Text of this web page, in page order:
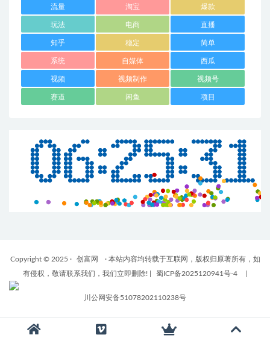
流量 淘宝 爆款
玩法 电商 直播
知乎 稳定 简单
系统 自媒体 西瓜
视频 视频制作 视频号
赛道 闲鱼 项目
Copyright © 2025 · 创富网
· 本站内容均转载于互联网，版权归原著所有，如
有侵权，敬请联系我们，我们立即删除!
蜀ICP备2025120941号-4
川公网安备51078202110238号